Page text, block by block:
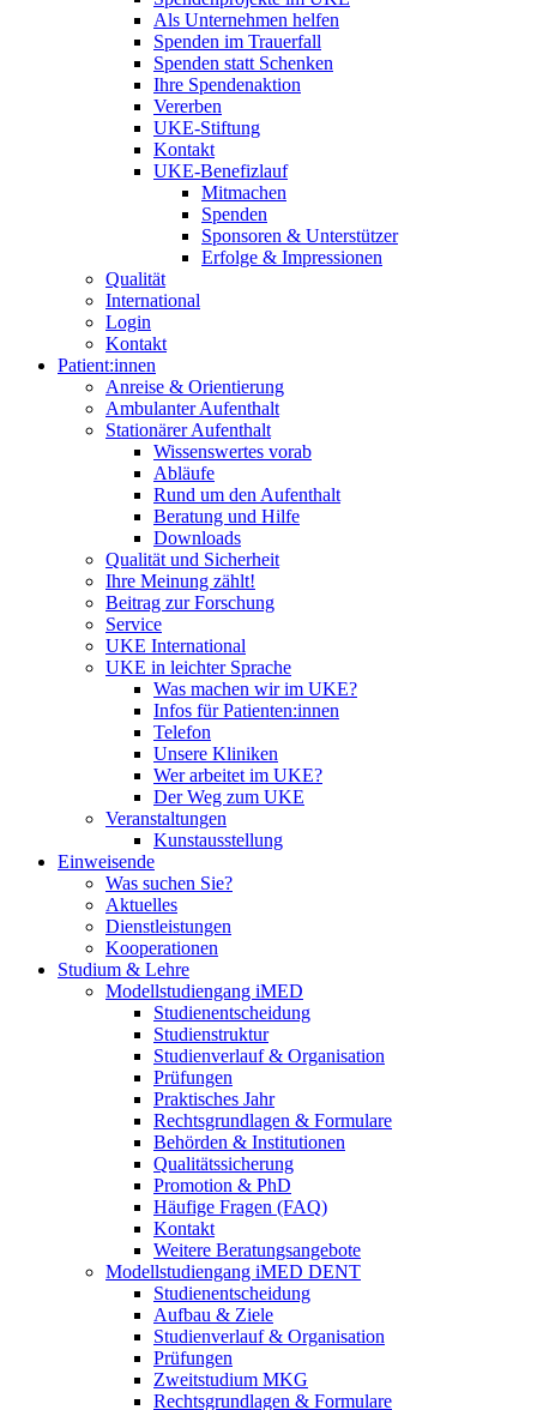
Als Unternehmen helfen
Spenden im Trauerfall
Spenden statt Schenken
Ihre Spendenaktion
Vererben
UKE-Stiftung
Kontakt
UKE-Benefizlauf
Mitmachen
Spenden
Sponsoren & Unterstützer
Erfolge & Impressionen
Qualität
International
Login
Kontakt
Patient:innen
Anreise & Orientierung
Ambulanter Aufenthalt
Stationärer Aufenthalt
Wissenswertes vorab
Abläufe
Rund um den Aufenthalt
Beratung und Hilfe
Downloads
Qualität und Sicherheit
Ihre Meinung zählt!
Beitrag zur Forschung
Service
UKE International
UKE in leichter Sprache
Was machen wir im UKE?
Infos für Patienten:innen
Telefon
Unsere Kliniken
Wer arbeitet im UKE?
Der Weg zum UKE
Veranstaltungen
Kunstausstellung
Einweisende
Was suchen Sie?
Aktuelles
Dienstleistungen
Kooperationen
Studium & Lehre
Modellstudiengang iMED
Studienentscheidung
Studienstruktur
Studienverlauf & Organisation
Prüfungen
Praktisches Jahr
Rechtsgrundlagen & Formulare
Behörden & Institutionen
Qualitätssicherung
Promotion & PhD
Häufige Fragen (FAQ)
Kontakt
Weitere Beratungsangebote
Modellstudiengang iMED DENT
Studienentscheidung
Aufbau & Ziele
Studienverlauf & Organisation
Prüfungen
Zweitstudium MKG
Rechtsgrundlagen & Formulare